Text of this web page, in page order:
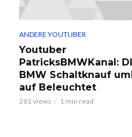
ANDERE YOUTUBER
Youtuber
PatricksBMWKanal:
BMW Schaltknauf
auf Beleuchtet
261 views 1 min read